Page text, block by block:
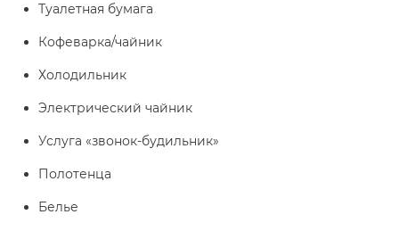
Туалетная бумага
Кофеварка/чайник
Холодильник
Электрический чайник
Услуга «звонок-будильник»
Полотенца
Белье